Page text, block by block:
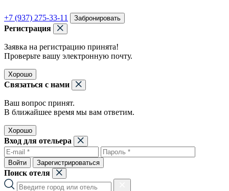
+7 (937) 275-33-11 Забронировать
Регистрация
Заявка на регистрацию принята!
Проверьте вашу электронную почту.
Хорошо
Связаться с нами
Ваш вопрос принят.
В ближайшее время мы вам ответим.
Хорошо
Вход для отельера
Войти Зарегистрироваться
Поиск отеля